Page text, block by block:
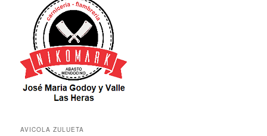
AVICOLA ZULUETA